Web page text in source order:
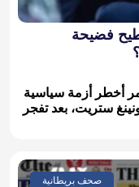
فضيحة
أخطر أزمة سياسية
ستريت، بعد تفجر
صحف بريطانية